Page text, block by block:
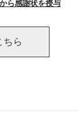
ら感謝状を授与
ちら